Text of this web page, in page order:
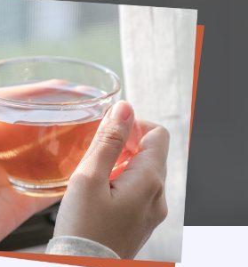
Move
내일을 향한 도약
고용아카이브
희망브릿지
일터애(愛)서
내일, 매일